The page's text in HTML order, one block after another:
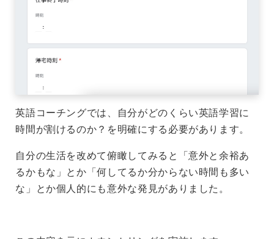
英語コーチングでは、自分がどのくらい英語学習に
時間が割けるのか？を明確にする必要があります。
自分の生活を改めて俯瞰してみると「意外と余裕あ
るかもな」とか「何してるか分からない時間も多い
な」とか個人的にも意外な発見がありました。